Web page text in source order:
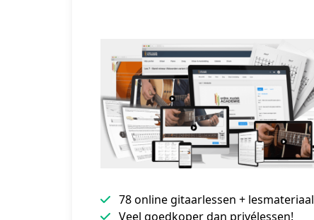
78 online gitaarlessen + lesmateriaal
Veel goedkoper dan privélessen!